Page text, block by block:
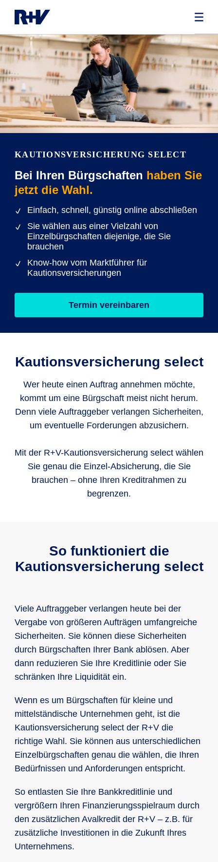
KAUTIONSVERSICHERUNG SELECT
Bei Ihren Bürgschaften haben Sie
jetzt die Wahl.
Einfach, schnell, günstig online abschließen
Sie wählen aus einer Vielzahl von
Einzelbürgschaften diejenige, die Sie
brauchen
Know-how vom Marktführer für
Kautionsversicherungen
Termin vereinbaren
Kautions­versicherung select
Wer heute einen Auftrag annehmen möchte,
kommt um eine Bürgschaft meist nicht herum.
Denn viele Auftraggeber verlangen Sicherheiten,
um eventuelle Forderungen abzusichern.
Mit der R+V-Kautionsversicherung select wählen
Sie genau die Einzel-Absicherung, die Sie
brauchen – ohne Ihren Kreditrahmen zu
begrenzen.
So funktioniert die
Kautionsversicherung select
Viele Auftraggeber verlangen heute bei der
Vergabe von größeren Aufträgen umfangreiche
Sicherheiten. Sie können diese Sicherheiten
durch Bürgschaften Ihrer Bank ablösen. Aber
dann reduzieren Sie Ihre Kreditlinie oder Sie
schränken Ihre Liquidität ein.
Wenn es um Bürgschaften für kleine und
mittelständische Unternehmen geht, ist die
Kautionsversicherung select der R+V die
richtige Wahl. Sie können aus unterschiedlichen
Einzelbürgschaften genau die wählen, die Ihren
Bedürfnissen und Anforderungen entspricht.
So entlasten Sie Ihre Bankkreditlinie und
vergrößern Ihren Finanzierungsspielraum durch
den zusätzlichen Avalkredit der R+V – z.B. für
zusätzliche Investitionen in die Zukunft Ihres
Unternehmens.